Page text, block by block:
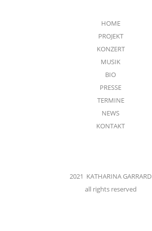
HOME
PROJEKT
KONZERT
MUSIK
BIO
PRESSE
TERMINE
NEWS
KONTAKT
2021 KATHARINA GARRARD
all rights reserved